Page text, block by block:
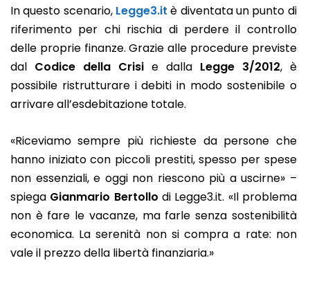
In questo scenario, Legge3.it è diventata un punto di
riferimento per chi rischia di perdere il controllo
delle proprie finanze. Grazie alle procedure previste
dal Codice della Crisie dalla Legge 3/2012, è
possibile ristrutturare i debiti in modo sostenibile o
arrivare all’esdebitazione totale.
«Riceviamo sempre più richieste da persone che
hanno iniziato con piccoli prestiti, spesso per spese
non essenziali, e oggi non riescono più a uscirne» –
spiega Gianmario Bertollo di Legge3.it. «Il problema
non è fare le vacanze, ma farle senza sostenibilità
economica. La serenità non si compra a rate: non
vale il prezzo della libertà finanziaria.»